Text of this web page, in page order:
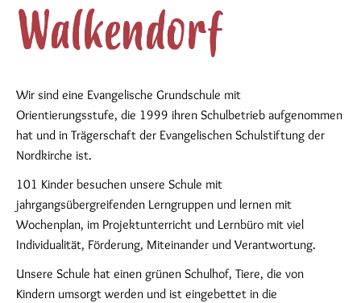
Walkendorf
Wir sind eine Evangelische Grundschule mit
Orientierungsstufe, die 1999 ihren Schulbetrieb aufgenommen
hat und in Trägerschaft der Evangelischen Schulstiftung der
Nordkirche ist.
101 Kinder besuchen unsere Schule mit
jahrgangsübergreifenden Lerngruppen und lernen mit
Wochenplan, im Projektunterricht und Lernbüro mit viel
Individualität, Förderung, Miteinander und Verantwortung.
Unsere Schule hat einen grünen Schulhof, Tiere, die von
Kindern umsorgt werden und ist eingebettet in die